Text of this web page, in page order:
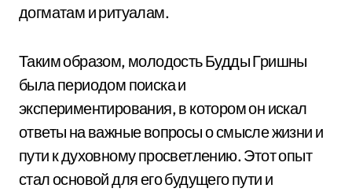
догматам и ритуалам.
Таким образом, молодость Будды Гришны
была периодом поиска и
экспериментирования, в котором он искал
ответы на важные вопросы о смысле жизни и
пути к духовному просветлению. Этот опыт
стал основой для его будущего пути и